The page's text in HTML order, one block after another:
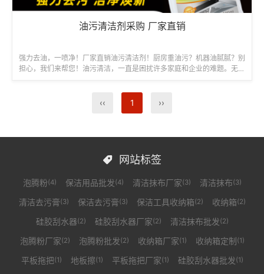
油污清洁剂采购 厂家直销
强力去油，一喷净！厂家直销油污清洁剂！厨房重油污？机器油腻腻？别
担心，我们来帮您！油污清洁，一直是困扰许多家庭和企业的难题。无论
‹‹ 1 ››
 网站标签
泡腾粉(4) 保洁用品批发(4) 清洁抹布厂家(3) 清洁抹布(3)
清洁去污膏(3) 保洁去污膏(3) 保洁工具收纳箱(2) 收纳箱(2)
硅胶刮水器(2) 硅胶刮水器厂家(2) 清洁抹布批发(2)
泡腾粉厂家(2) 泡腾粉批发(2) 收纳箱厂家(1) 收纳箱定制 (1)
平板拖把(1) 地板擦(1) 平板拖把厂家(1) 硅胶刮水器批发(1)